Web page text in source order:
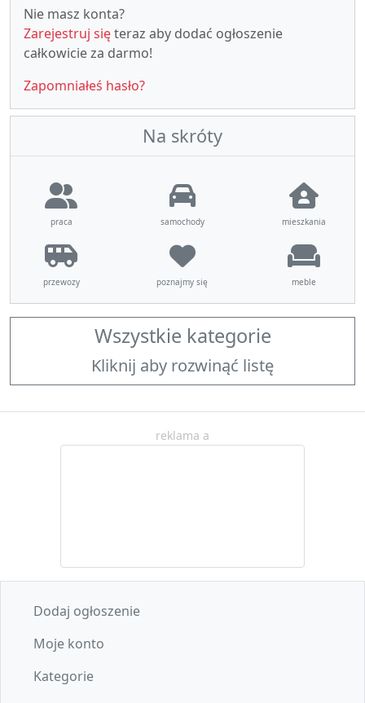
Nie masz konta?
Zarejestruj sięteraz aby dodać ogłoszenie
całkowicie za darmo!
Zapomniałeś hasło?
Na skróty
praca samochody mieszkania
przewozy poznajmy się meble
Wszystkie kategorie
Kliknij aby rozwinąć listę
reklama a
Dodaj ogłoszenie
Moje konto
Kategorie